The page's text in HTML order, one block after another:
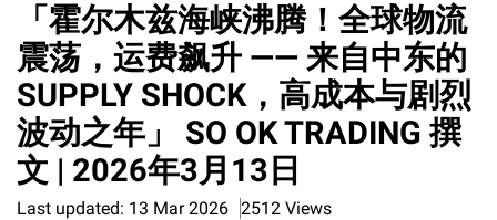
「霍尔木兹海峡沸腾！全球物流
震荡，运费飙升 —— 来自中东的
SUPPLY SHOCK，高成本与剧烈
波动之年」 SO OK TRADING 撰
文 | 2026年3月13日
Last updated: 13 Mar 2026 2512 Views